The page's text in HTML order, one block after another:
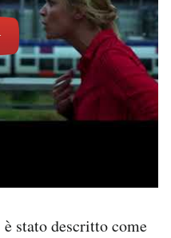
è stato descritto come